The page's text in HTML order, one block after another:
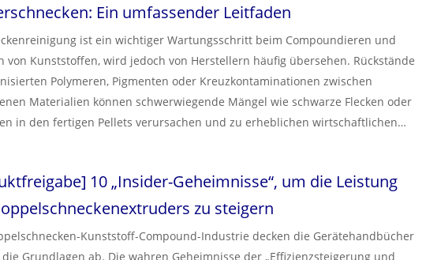
absinkt? Dieser Leitfaden schlüsselt die Hauptunterschiede auf und bietet
Ein umfassender Leitfaden
ist ein wichtiger Wartungsschritt beim Compoundieren und
von Kunststoffen, wird jedoch von Herstellern häufig übersehen. Rückstände
Polymeren, Pigmenten oder Kreuzkontaminationen zwischen
Materialien können schwerwiegende Mängel wie schwarze Flecken oder
in den fertigen Pellets verursachen und zu erheblichen wirtschaftlichen
Abbrennreinigung und Hydroreinigung. Nanjing Haisi Extrusion
umsetzbaren Erkenntnisse, um Compoundierprofis dabei zu helfen, ihre
] 10 „Insider-Geheimnisse“, um die Leistung
zu steigern
Kunststoff-Compound-Industrie decken die Gerätehandbücher
Grundlagen ab. Die wahren Geheimnisse der „Effizienzsteigerung und